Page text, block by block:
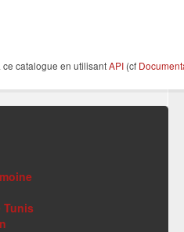
catalogue en utilisantAPI (cf
Tunis